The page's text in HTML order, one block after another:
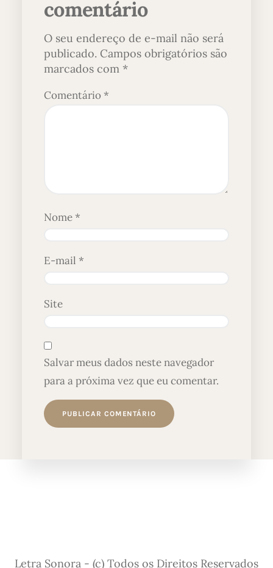
comentário
O seu endereço de e-mail não será
publicado. Campos obrigatórios são
marcados com *
Comentário*
Nome*
E-mail *
Site
Salvar meus dados neste navegador
para a próxima vez que eu comentar.
Letra Sonora - (c) Todos os Direitos Reservados